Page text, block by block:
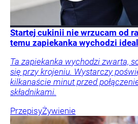
Startej cukinii nie wrzucam od
temu zapiekanka wychodzi
Ta zapiekanka wychodzi zwarta,
się przy krojeniu. Wystarczy
kilkanaście minut przed
składnikami.
PrzepisyŻywienie